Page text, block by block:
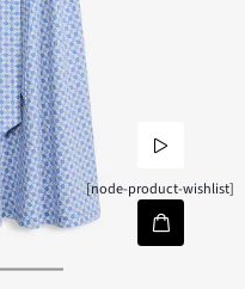
[node-product-wishlist]